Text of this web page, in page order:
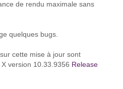
de rendu maximale sans
quelques bugs.
cette mise à jour sont
version 10.33.9356 Release